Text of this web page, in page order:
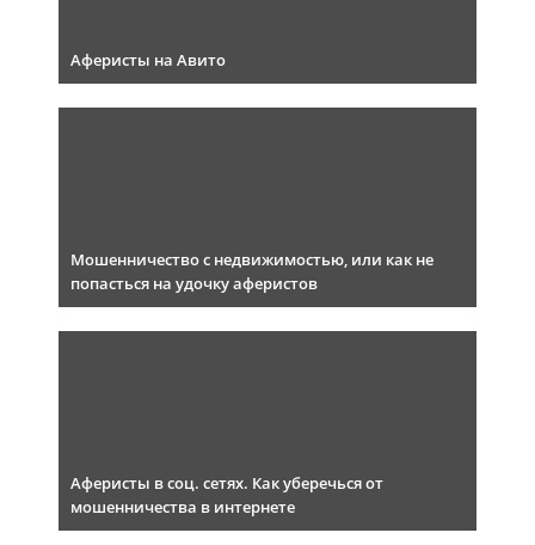
Аферисты на Авито
Мошенничество с недвижимостью, или как не
попасться на удочку аферистов
Аферисты в соц. сетях. Как уберечься от
мошенничества в интернете